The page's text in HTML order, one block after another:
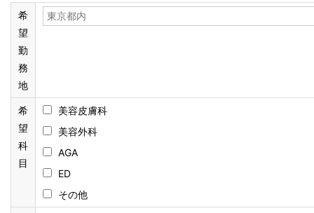
希
望
勤
務
地
希
望
科
目
美容皮膚科
美容外科
AGA
ED
その他